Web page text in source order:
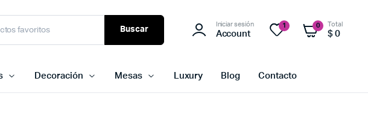
Buscar
Iniciar sesión
Account
1 0 Total
$ 0
Decoración Mesas Luxury Blog Contacto